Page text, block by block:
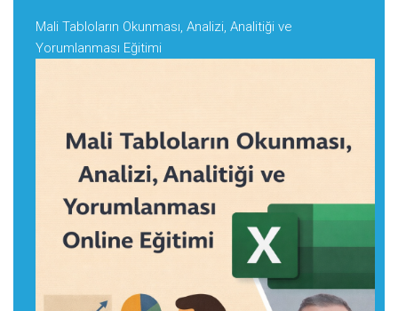
Mali Tabloların Okunması, Analizi, Analitiği ve
Yorumlanması Eğitimi